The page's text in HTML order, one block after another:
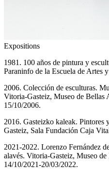
Expositions
1981. 100 años de pintura y
Paraninfo de la Escuela de Artes
2006. Colección de esculturas.
Vitoria-Gasteiz, Museo de Bellas
15/10/2006.
2016. Gasteizko kaleak. Pintores
Gasteiz, Sala Fundación Caja
2021-2022. Lorenzo Fernández
alavés. Vitoria-Gasteiz, Museo
14/10/2021-20/03/2022.